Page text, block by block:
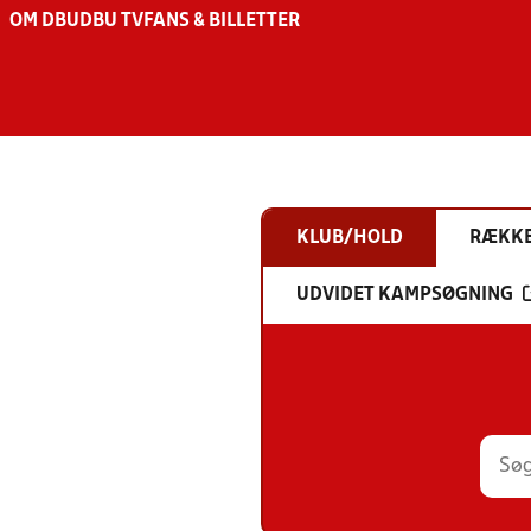
OM DBU DBU TV FANS & BILLETTER
KLUB/HOLD
UDVIDET KAMPSØGNING